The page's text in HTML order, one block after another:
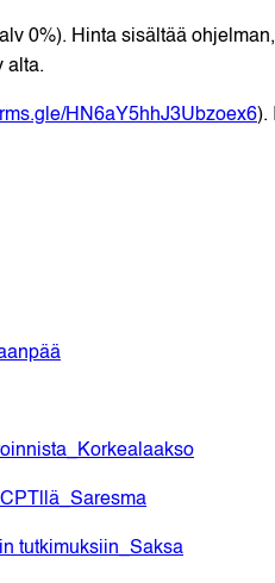
0%). Hinta sisältää
alta.
HN6aY5hhJ3Ubzoex6).
tutkimuksiin_Saksa